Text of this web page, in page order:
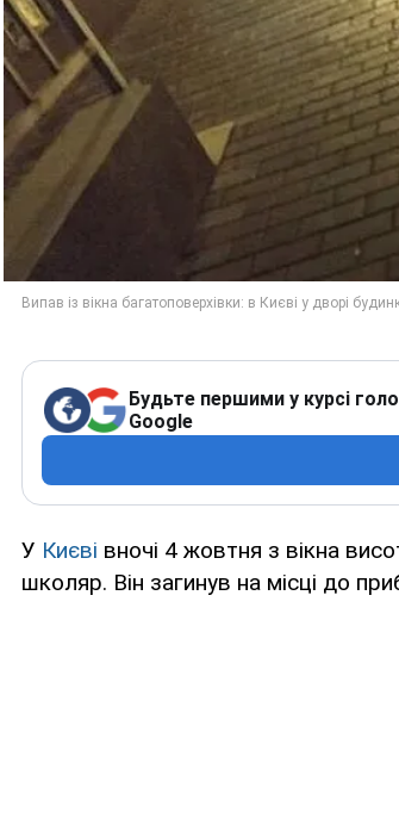
Будьте першими у курсі
Google
У Києві вночі 4 жовтня з вікна
школяр. Він загинув на місці до